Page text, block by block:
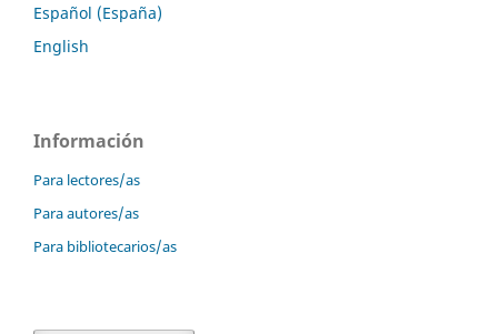
Español (España)
English
Información
Para lectores/as
Para autores/as
Para bibliotecarios/as